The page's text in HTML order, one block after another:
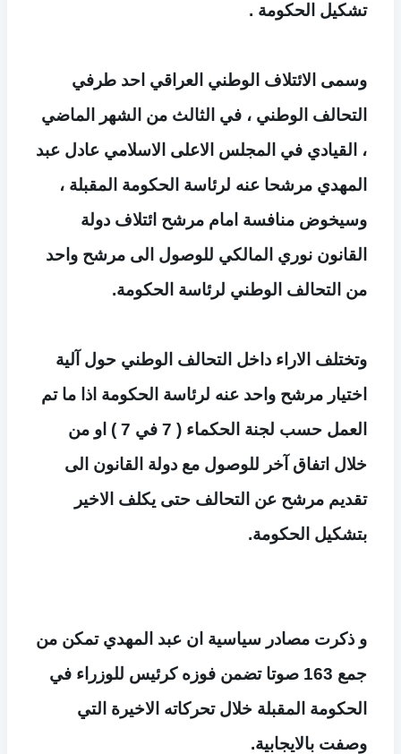
تشكيل الحكومة .
وسمى الائتلاف الوطني العراقي احد طرفي
التحالف الوطني ، في الثالث من الشهر الماضي
، القيادي في المجلس الاعلى الاسلامي عادل عبد
المهدي مرشحا عنه لرئاسة الحكومة المقبلة ،
وسيخوض منافسة امام مرشح ائتلاف دولة
القانون نوري المالكي للوصول الى مرشح واحد
من التحالف الوطني لرئاسة الحكومة.
وتختلف الاراء داخل التحالف الوطني حول آلية
اختيار مرشح واحد عنه لرئاسة الحكومة اذا ما تم
العمل حسب لجنة الحكماء ( 7 في 7 ) او من
خلال اتفاق آخر للوصول مع دولة القانون الى
تقديم مرشح عن التحالف حتى يكلف الاخير
بتشكيل الحكومة.
و ذكرت مصادر سياسية ان عبد المهدي تمكن من
جمع 163 صوتا تضمن فوزه كرئيس للوزراء في
الحكومة المقبلة خلال تحركاته الاخيرة التي
وصفت بالايجابية.